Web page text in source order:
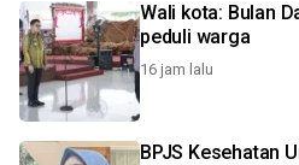
Wali kota: Bulan
peduli warga
16 jam lalu
BPJS Kesehatan